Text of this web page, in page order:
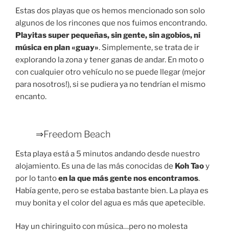
Estas dos playas que os hemos mencionado son solo
algunos de los rincones que nos fuimos encontrando.
Playitas super pequeñas, sin gente, sin agobios, ni
música en plan «guay». Simplemente, se trata de ir
explorando la zona y tener ganas de andar. En moto o
con cualquier otro vehículo no se puede llegar (mejor
para nosotros!), si se pudiera ya no tendrían el mismo
encanto.
⇒Freedom Beach
Esta playa está a 5 minutos andando desde nuestro
alojamiento. Es una de las más conocidas de Koh Taoy
por lo tantoen la que más gente nos encontramos.
Había gente, pero se estaba bastante bien. La playa es
muy bonita y el color del agua es más que apetecible.
Hay un chiringuito con música…pero no molesta